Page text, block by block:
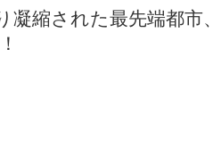
縮された最先端都市、